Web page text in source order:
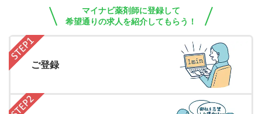
マイナビ薬剤師に登録して
希望通りの求人を紹介してもらう！
ご登録